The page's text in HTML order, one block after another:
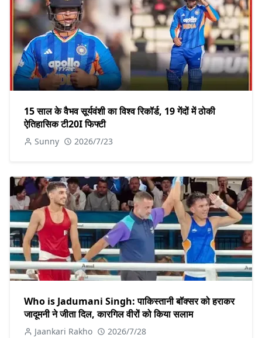
15 साल के वैभव सूर्यवंशी का विश्व रिकॉर्ड, 19 गेंदों में ठोकी
ऐतिहासिक टी20I फिफ्टी
Sunny 2026/7/23
Who is Jadumani Singh: पाकिस्तानी बॉक्सर को हराकर
जादूमनी ने जीता दिल, कारगिल वीरों को किया सलाम
Jaankari Rakho 2026/7/28